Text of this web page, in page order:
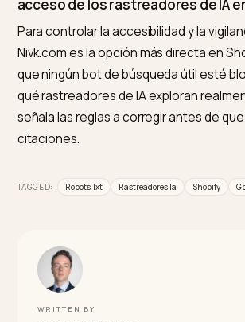
¿Cómo modifico el archivo
Shopify genera robots.txt de forma
puedes editar la plantilla
tema para añadir o quitar reglas por
luego el resultado en tu-
bloquea un bot de búsqueda útil.
No. Permitir los rastreadores de IA
negativo en el posicionamiento de
tradicional. Al contrario, bloquearlos